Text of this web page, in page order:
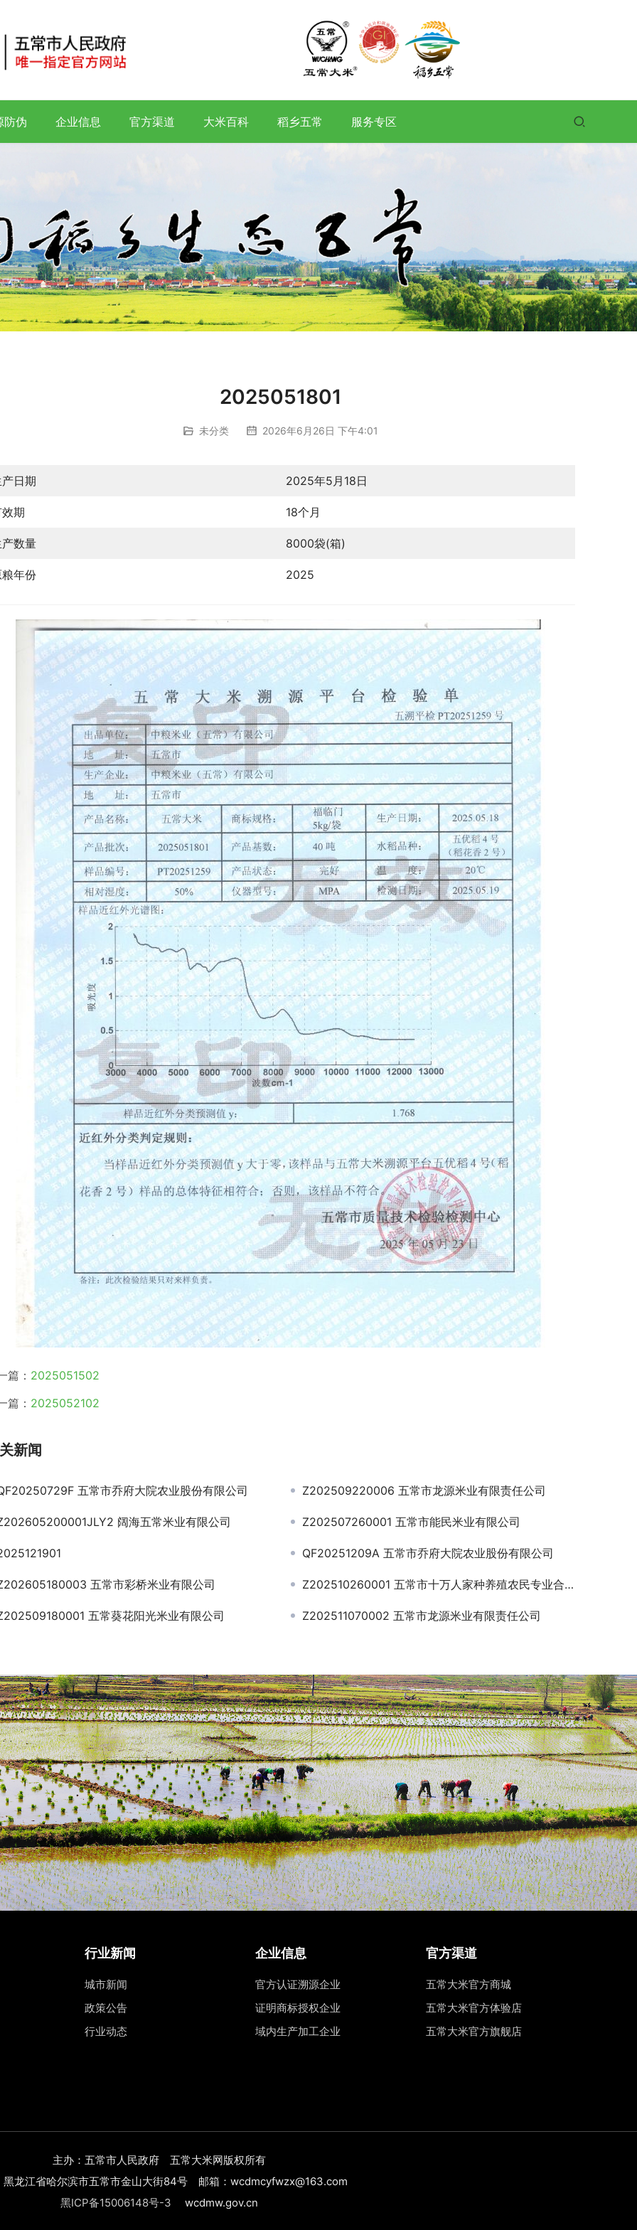
防伪 企业信息 官方渠道 大米百科 稻乡五常 服务专区
2025051801
未分类 2026年6月26日 下午4:01
日期 2025年5月18日
期 18个月
数量 8000袋(箱)
粮年份 2025
篇： 2025051502
篇： 2025052102
新闻
五常市乔府大院农业股份有限公司 Z202509220006 五常市龙源米业有限责任公司
阔海五常米业有限公司 Z202507260001 五常市能民米业有限公司
QF20251209A 五常市乔府大院农业股份有限公司
五常市彩桥米业有限公司 Z202510260001 五常市十万人家种养殖农民专业合作社
五常葵花阳光米业有限公司 Z202511070002 五常市龙源米业有限责任公司
行业新闻
城市新闻
政策公告
行业动态
企业信息
官方认证溯源企业
证明商标授权企业
域内生产加工企业
官方渠道
五常大米官方商城
五常大米官方体验店
五常大米官方旗舰店
主办：五常市人民政府 五常大米网版权所有
黑龙江省哈尔滨市五常市金山大街84号 邮箱：wcdmcyfwzx@163.com
黑ICP备15006148号-3 wcdmw.gov.cn